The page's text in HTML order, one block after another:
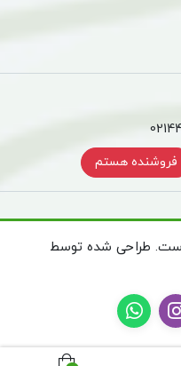
فروشنده هستم
طراحی شده توسط